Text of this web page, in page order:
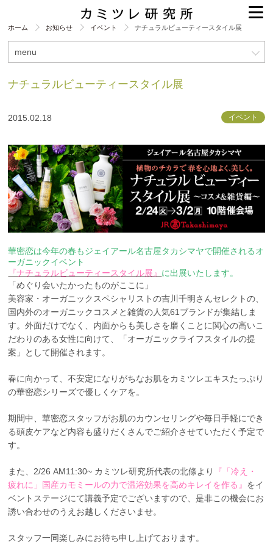
ホーム お知らせ イベント ナチュラルビューティースタイル展
menu
ナチュラルビューティースタイル展
2015.02.18 イベント
華密恋は今年の春もジェイアール名古屋タカシマヤで開催されるオ
ーガニックイベント
『ナチュラルビューティースタイル展』 に出展いたします。
「めぐり会いたかったものがここに」
美容家・オーガニックスペシャリストの吉川千明さんセレクトの、
国内外のオーガニックコスメと雑貨の人気61ブランドが集結しま
す。外面だけでなく、内面からも美しさを磨くことに関心の高いこ
だわりのある女性に向けて、「オーガニックライフスタイルの提
案」として開催されます。
春に向かって、不安定になりがちなお肌をカミツレエキスたっぷり
の華密恋シリーズで優しくケアを。
期間中、華密恋スタッフがお肌のカウンセリングや毎日手軽にでき
る頭皮ケアなど内容も盛りだくさんでご紹介させていただく予定で
す。
また、2/26 AM11:30~ カミツレ研究所代表の北條より
『「冷え・
疲れに」国産カモミールの力で温浴効果を高めキレイを作る』 をイ
ベントステージにて講義予定でございますので、是非この機会にお
誘い合わせのうえお越しくださいませ。
スタッフ一同楽しみにお待ち申し上げております。